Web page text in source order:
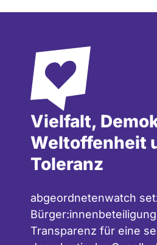
Vielfalt,
Weltoffenheit
Toleranz
abgeordnetenwatch
Transparenz für eine